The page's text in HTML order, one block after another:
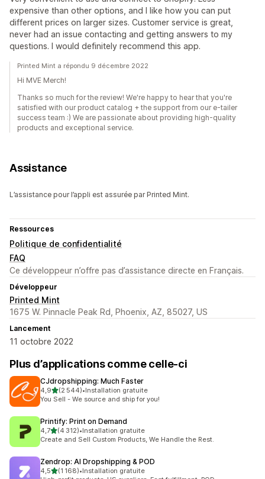
expensive than other options, and I like how you can put
different prices on larger sizes. Customer service is great,
never had an issue contacting and getting answers to my
questions. I would definitely recommend this app.
Printed Mint a répondu 9 décembre 2022
Hi MVE Merch!
Thanks so much for the review! We're happy to hear that you're
satisfied with our product catalog + the support from our e-tailer
success team :) We are passionate about providing high-quality
products and exceptional service.
Assistance
L’assistance pour l’appli est assurée par Printed Mint.
Ressources
Politique de confidentialité
FAQ
Ce développeur n’offre pas d’assistance directe en Français.
Développeur
Printed Mint
1675 W. Pinnacle Peak Rd, Phoenix, AZ, 85027, US
Lancement
11 octobre 2022
Plus d’applications comme celle-ci
CJdropshipping: Much Faster
4,9étoile(s) sur 5
(2 544)
2544 avis au total
•Installation gratuite
You Sell - We source and ship for you!
Printify: Print on Demand
4,7étoile(s) sur 5
(4 312)
4312 avis au total
•Installation gratuite
Create and Sell Custom Products, We Handle the Rest.
Zendrop: AI Dropshipping & POD
4,5étoile(s) sur 5
(1 168)
1168 avis au total
•Installation gratuite